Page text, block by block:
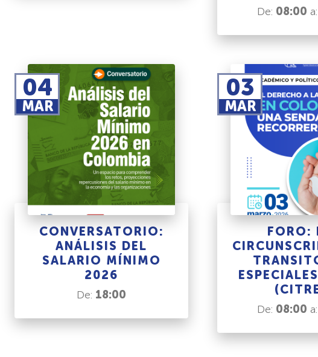
De: 08:00 a:
04
MAR
CONVERSATORIO:
ANÁLISIS DEL
SALARIO MÍNIMO
2026
De: 18:00
03
MAR
FORO:
De: 08:00 a: